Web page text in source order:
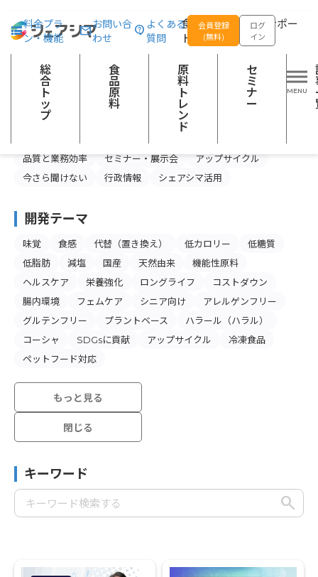
食品の企画開発をサポー
トする
料金プラ
ン・機能
お問い合
わせ
よくある
質問
会員登録
(無料)
ログ
イン
総
合
ト
ッ
プ
食
品
原
料
原
料
ト
レ
ン
ド
セ
ミ
ナ
ー
総合トップ 記事一覧 SDGsに貢献
SDGsに貢献の記事一覧
カテゴリー
食品産業の今と未来
品質と業務効率
セミナー・展示会
アップサイクル
今さら聞けない
行政情報 シェアシマ活用
開発テーマ
味覚 食感 代替（置き換え） 低カロリー
低糖質
低脂肪
減塩 国産 天然由来
機能性原料
ヘルスケア
栄養強化 ロングライフ
コストダウン
腸内環境
フェムケア シニア向け
アレルゲンフリー
グルテンフリー
プラントベース
ハラール（ハラル）
コーシャ
SDGsに貢献 アップサイクル
冷凍食品
ペットフード対応
もっと見る
閉じる
キーワード